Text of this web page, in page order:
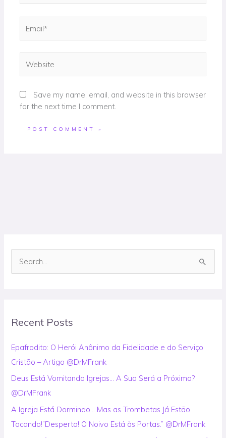
c
f
o
r
:
Recent Posts
Epafrodito: O Herói Anônimo da Fidelidade e do Serviço
Cristão – Artigo @DrMFrank
Deus Está Vomitando Igrejas… A Sua Será a Próxima?
@DrMFrank
A Igreja Está Dormindo… Mas as Trombetas Já Estão
Tocando!”Desperta! O Noivo Está às Portas.” @DrMFrank
Save my name, email, and website in this browser
for the next time I comment.